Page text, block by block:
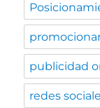
publicidad
redes